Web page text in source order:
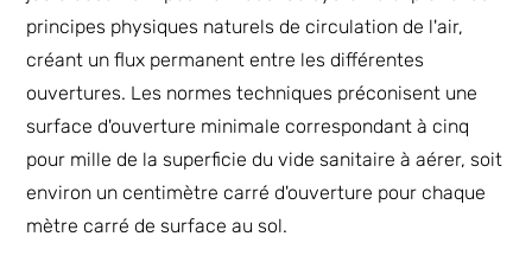
principes physiques naturels de circulation de l'air,
créant un flux permanent entre les différentes
ouvertures. Les normes techniques préconisent une
surface d'ouverture minimale correspondant à cinq
pour mille de la superficie du vide sanitaire à aérer, soit
environ un centimètre carré d'ouverture pour chaque
mètre carré de surface au sol.